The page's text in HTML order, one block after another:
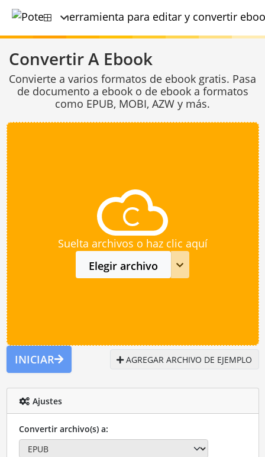
Convertir A Ebook
Convierte a varios formatos de ebook gratis. Pasa
de documento a ebook o de ebook a formatos
como EPUB, MOBI, AZW y más.
Suelta archivos o haz clic aquí
Elegir archivo
INICIAR AGREGAR ARCHIVO DE EJEMPLO
Ajustes
Convertir archivo(s) a: